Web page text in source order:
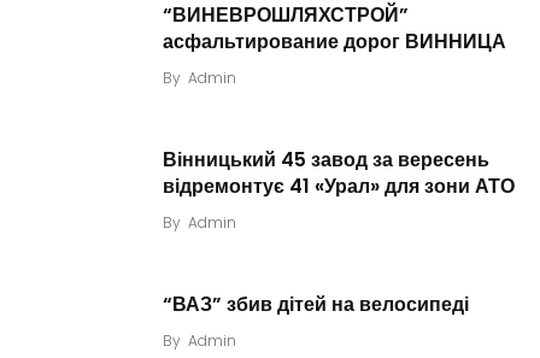
“ВИНЕВРОШЛЯХСТРОЙ”
асфальтирование дорог ВИННИЦА
By Admin
Вінницький 45 завод за вересень
відремонтує 41 «Урал» для зони АТО
By Admin
“ВАЗ” збив дітей на велосипеді
By Admin